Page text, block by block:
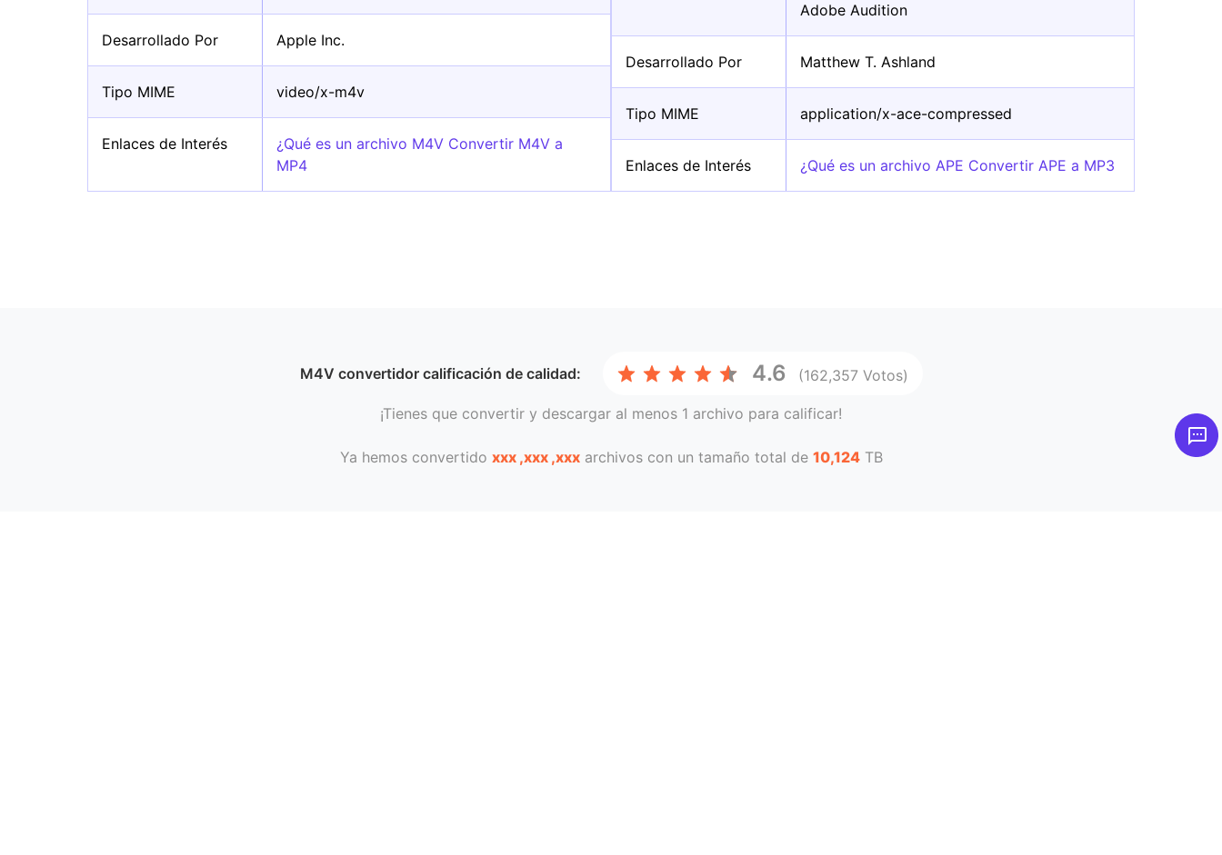
Desarrollado Por Apple Inc.
Tipo MIME video/x-m4v
Enlaces de Interés
¿Qué es un archivo M4V Convertir M4V a
MP4
Adobe Audition
Desarrollado Por Matthew T. Ashland
Tipo MIME application/x-ace-compressed
Enlaces de Interés ¿Qué es un archivo APE Convertir APE a MP3
M4V convertidor calificación de calidad: 4.6 (162,357 Votos)
¡Tienes que convertir y descargar al menos 1 archivo para calificar!
Ya hemos convertido xxx ,xxx ,xxxarchivos con un tamaño total de 10,124TB